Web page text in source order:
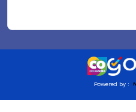
Powered by :